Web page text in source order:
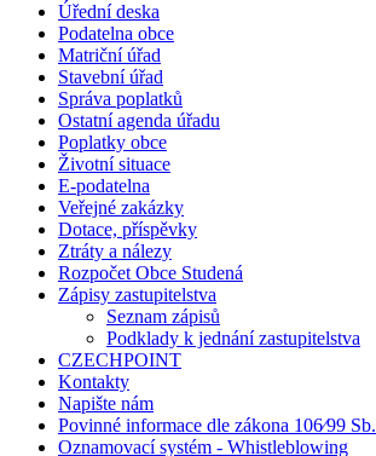
Úřední deska
Podatelna obce
Matriční úřad
Stavební úřad
Správa poplatků
Ostatní agenda úřadu
Poplatky obce
Životní situace
E-podatelna
Veřejné zakázky
Dotace, příspěvky
Ztráty a nálezy
Rozpočet Obce Studená
Zápisy zastupitelstva
Seznam zápisů
Podklady k jednání zastupitelstva
CZECHPOINT
Kontakty
Napište nám
Povinné informace dle zákona 106⁄99 Sb.
Oznamovací systém - Whistleblowing